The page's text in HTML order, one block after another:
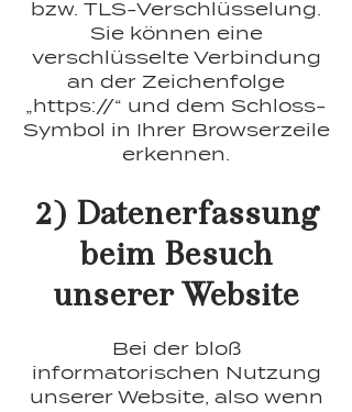
bzw. TLS-Verschlüsselung.
Sie können eine
verschlüsselte Verbindung
an der Zeichenfolge
„https://“ und dem Schloss-
Symbol in Ihrer Browserzeile
erkennen.
2) Datenerfassung
beim Besuch
unserer Website
Bei der bloß
informatorischen Nutzung
unserer Website, also wenn